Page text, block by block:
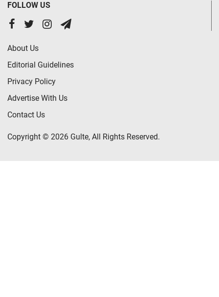
FOLLOW US
About Us
Editorial Guidelines
Privacy Policy
Advertise With Us
Contact Us
Copyright © 2026 Gulte, All Rights Reserved.